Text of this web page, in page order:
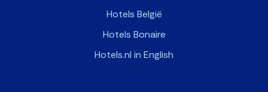
Hotels België
Hotels Bonaire
Hotels.nl in English
>